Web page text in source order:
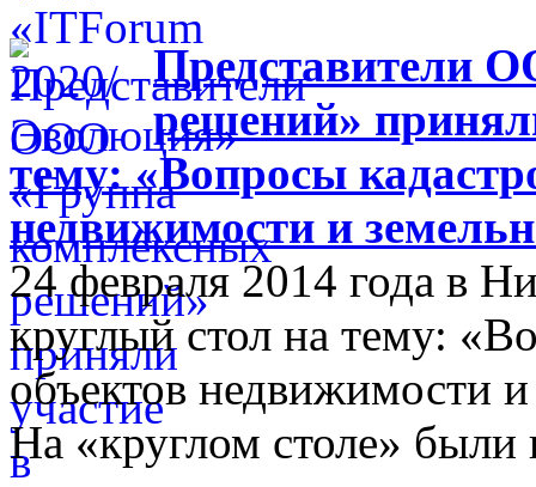
Представители
решений»
тему: «Вопросы
недвижимости и
24 февраля 2014 года в
круглый стол на тему:
объектов недвижимости
На «круглом столе»